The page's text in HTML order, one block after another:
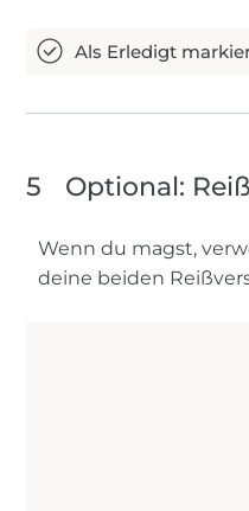
5 Optional:
Wenn du magst,
deine beiden